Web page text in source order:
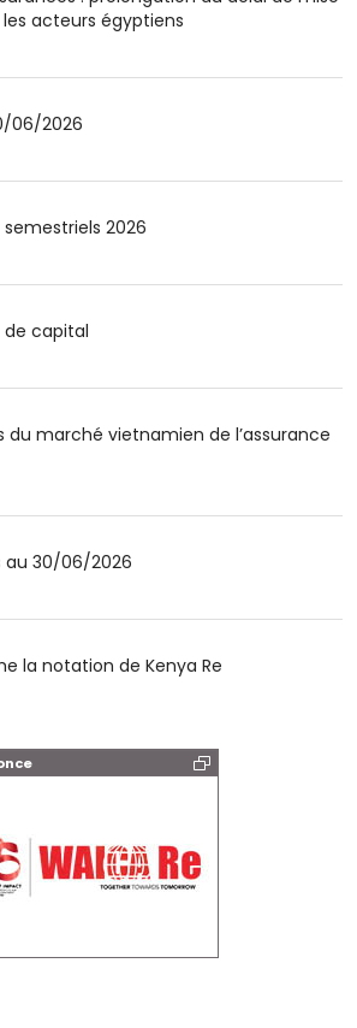
acteurs égyptiens
06/2026
2026
de capital
du marché vietnamien de l’assurance
au 30/06/2026
la notation de Kenya Re